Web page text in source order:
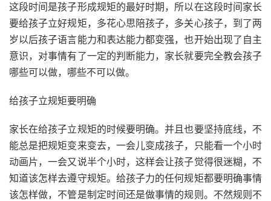
这段时间是孩子形成规矩的最好时期，所以在这段时间家长
要给孩子立好规矩，多花心思陪孩子，多关心孩子，到了两
岁以后孩子语言能力和表达能力都变强，也开始出现了自主
意识，对事情有了一定的判断能力，家长就要完全教会孩子
哪些可以做，哪些不可以做。
给孩子立规矩要明确
家长在给孩子立规矩的时候要明确。并且也要坚持底线，不
能总是把规矩变来变去，一会儿变成孩子，只能看一个小时
动画片，一会又说半个小时，这样会让孩子觉得很迷糊，不
知道该怎样去遵守规矩。给孩子力的任何规矩都要明确事情
该怎样做，不管是制定时间还是做事情的规则。不然规则不